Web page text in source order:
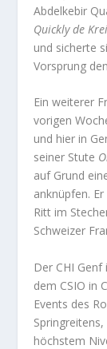
Abdelkebir
Quickly de
und sicherte
Vorsprung
Ein weiterer
vorigen
und hier in
seiner Stute
auf Grund
anknüpfen.
Ritt im
Schweizer
Der CHI
dem CSIO in
Events des
höchstem